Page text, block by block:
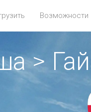
Возможности
>